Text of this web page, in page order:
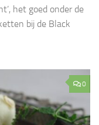
het goed onder de
bij de Black
0